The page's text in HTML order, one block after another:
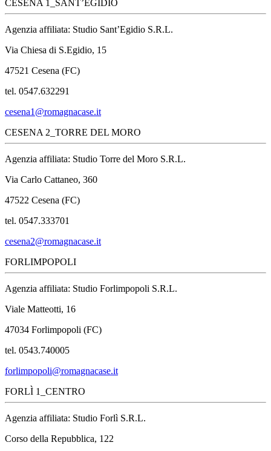
CESENA 1_SANT’EGIDIO
Agenzia affiliata: Studio Sant’Egidio S.R.L.
Via Chiesa di S.Egidio, 15
47521 Cesena (FC)
tel. 0547.632291
cesena1@romagnacase.it
CESENA 2_TORRE DEL MORO
Agenzia affiliata: Studio Torre del Moro S.R.L.
Via Carlo Cattaneo, 360
47522 Cesena (FC)
tel. 0547.333701
cesena2@romagnacase.it
FORLIMPOPOLI
Agenzia affiliata: Studio Forlimpopoli S.R.L.
Viale Matteotti, 16
47034 Forlimpopoli (FC)
tel. 0543.740005
forlimpopoli@romagnacase.it
FORLÌ 1_CENTRO
Agenzia affiliata: Studio Forlì S.R.L.
Corso della Repubblica, 122